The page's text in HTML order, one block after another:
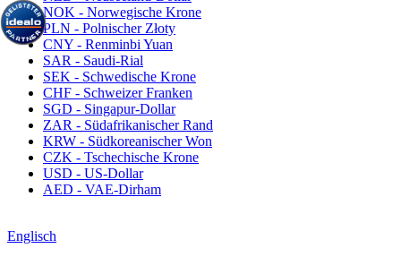
NOK - Norwegische Krone
PLN - Polnischer Złoty
CNY - Renminbi Yuan
SAR - Saudi-Rial
SEK - Schwedische Krone
CHF - Schweizer Franken
SGD - Singapur-Dollar
ZAR - Südafrikanischer Rand
KRW - Südkoreanischer Won
CZK - Tschechische Krone
USD - US-Dollar
AED - VAE-Dirham
Englisch